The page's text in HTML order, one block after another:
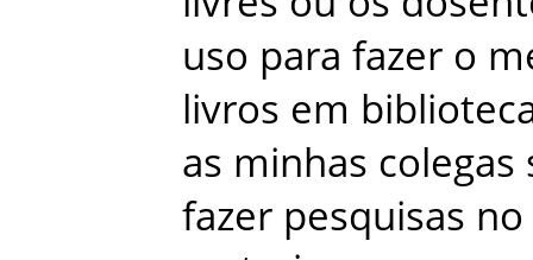
uso para fazer o
livros em
as minhas colegas
fazer pesquisas no